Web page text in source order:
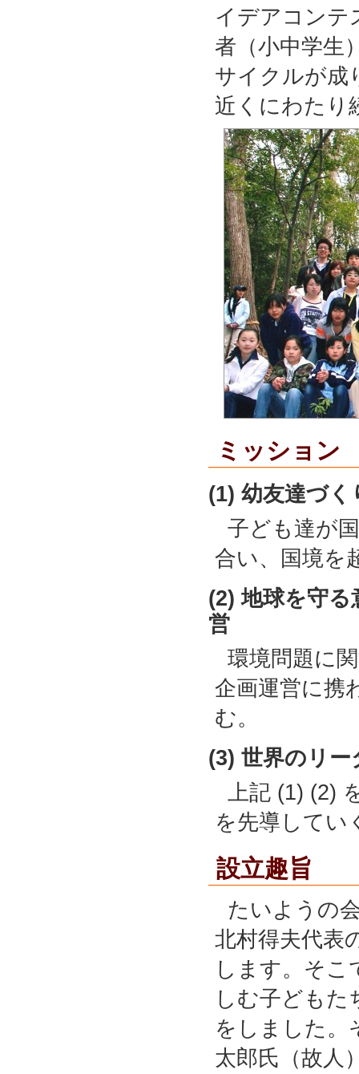
イデアコンテ
者（小中学生
サイクルが成
近くにわたり
ミッション
(1) 幼友達づく
子ども達が
合い、国境を
(2) 地球を守る
営
環境問題に
企画運営に携
む。
(3) 世界のリー
上記 (1) (2)
を先導してい
設立趣旨
たいようの
北村得夫代表
します。そこ
しむ子どもた
をしました。
太郎氏（故人